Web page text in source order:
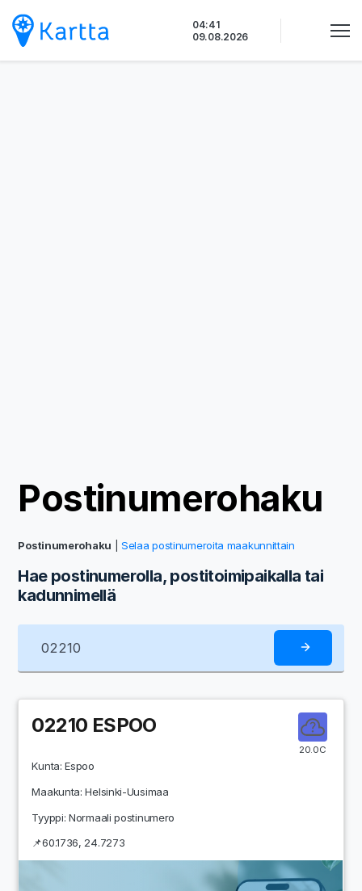
sisältöön
04:41
09.08.2026
Postinumerohaku
Postinumerohaku |Selaa postinumeroita maakunnittain
Hae postinumerolla, postitoimipaikalla tai
kadunnimellä
20.0C
02210 ESPOO
Kunta:Espoo
Maakunta:Helsinki-Uusimaa
Tyyppi: Normaali postinumero
📌60.1736,24.7273